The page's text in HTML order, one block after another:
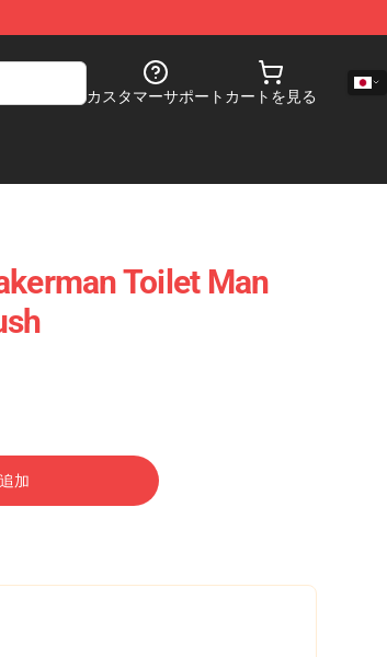
カスタマーサポート カートを見る
Toilet Man
加